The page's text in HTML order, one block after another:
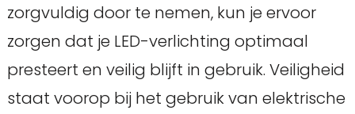
zorgvuldig door te nemen, kun je ervoor
zorgen dat je LED-verlichting optimaal
presteert en veilig blijft in gebruik. Veiligheid
staat voorop bij het gebruik van elektrische